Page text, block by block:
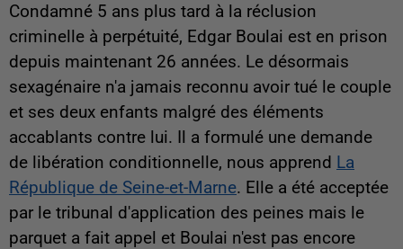
Condamné 5 ans plus tard à la réclusion
criminelle à perpétuité, Edgar Boulai est en prison
depuis maintenant 26 années. Le désormais
sexagénaire n'a jamais reconnu avoir tué le couple
et ses deux enfants malgré des éléments
accablants contre lui. Il a formulé une demande
de libération conditionnelle, nous apprend La
République de Seine-et-Marne. Elle a été acceptée
par le tribunal d'application des peines mais le
parquet a fait appel et Boulai n'est pas encore